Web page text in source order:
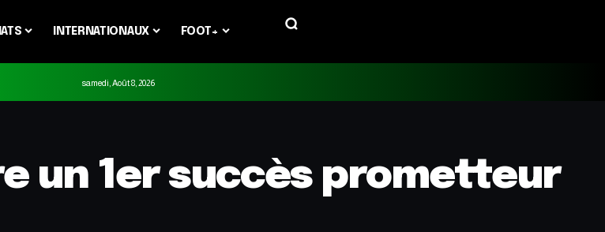
INTERNATIONAUX FOOT+
samedi, Août 8, 2026
un 1er succès prometteur